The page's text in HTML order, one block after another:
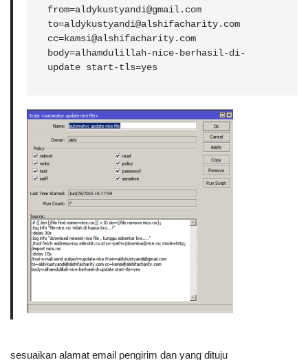
from=aldykustyandi@gmail.com
to=aldykustyandi@alshifacharity.com
cc=kamsi@alshifacharity.com
body=alhamdulillah-nice-berhasil-di-
update start-tls=yes
sesuaikan alamat email pengirim dan yang dituju